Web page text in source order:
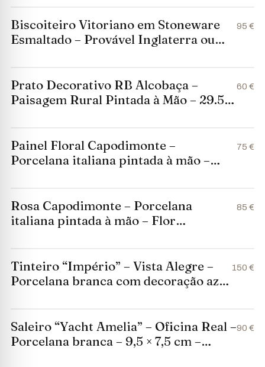
Biscoiteiro Vitoriano em Stoneware
Esmaltado – Provável Inglaterra ou
95 €
Prato Decorativo RB Alcobaça –
Paisagem Rural Pintada à Mão – 29.5
60 €
Painel Floral Capodimonte –
Porcelana italiana pintada à mão –
75 €
Rosa Capodimonte – Porcelana
italiana pintada à mão – Flor
85 €
Tinteiro “Império” – Vista Alegre –
Porcelana branca com decoração azul
150 €
Saleiro “Yacht Amelia” – Oficina Real –
Porcelana branca – 9,5 × 7,5 cm –
90 €